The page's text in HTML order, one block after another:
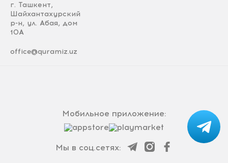
г. Ташкент,
Шайхантахурский
р-н, ул. Абая, дом
10А
office@quramiz.uz
Мобильное приложение:
Мы в соц.сетях: